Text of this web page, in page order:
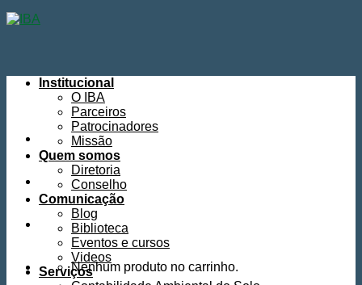
Skip
to
Nenhum produto no carrinho.
Institucional
O IBA
Parceiros
Patrocinadores
Missão
Quem somos
Diretoria
Conselho
Comunicação
Blog
Biblioteca
Eventos e cursos
Videos
Serviços